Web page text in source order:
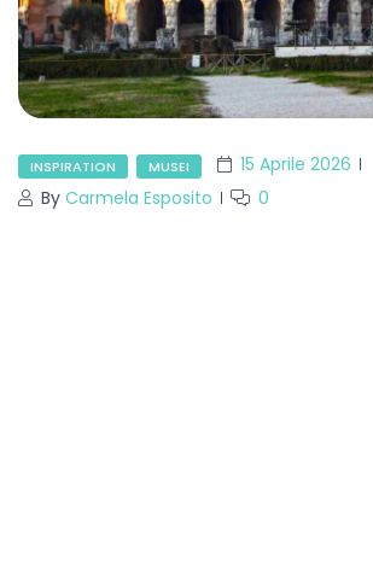
INSPIRATION MUSEI
15 Aprile 2026
By Carmela Esposito 0